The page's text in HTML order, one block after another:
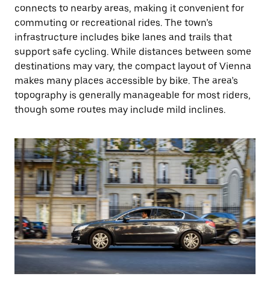
connects to nearby areas, making it convenient for
commuting or recreational rides. The town’s
infrastructure includes bike lanes and trails that
support safe cycling. While distances between some
destinations may vary, the compact layout of Vienna
makes many places accessible by bike. The area’s
topography is generally manageable for most riders,
though some routes may include mild inclines.